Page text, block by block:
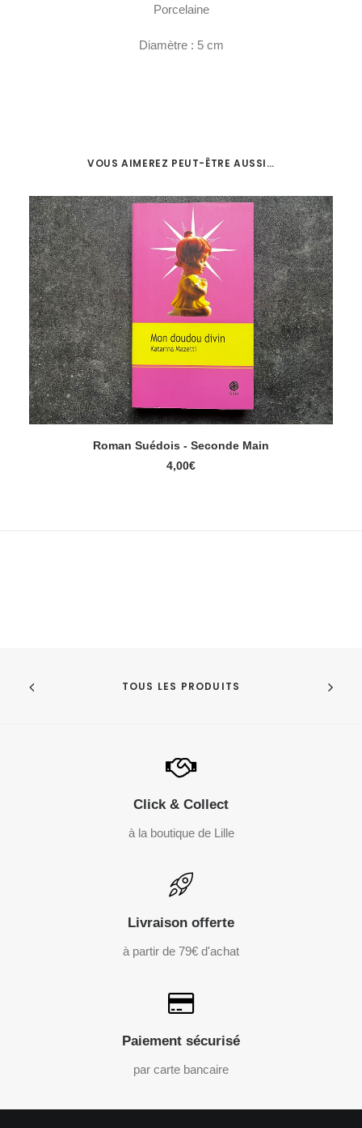
Porcelaine
Diamètre : 5 cm
VOUS AIMEREZ PEUT-ÊTRE AUSSI…
Roman Suédois - Seconde Main
4,00€
TOUS LES PRODUITS
Click & Collect
à la boutique de Lille
Livraison offerte
à partir de 79€ d'achat
Paiement sécurisé
par carte bancaire